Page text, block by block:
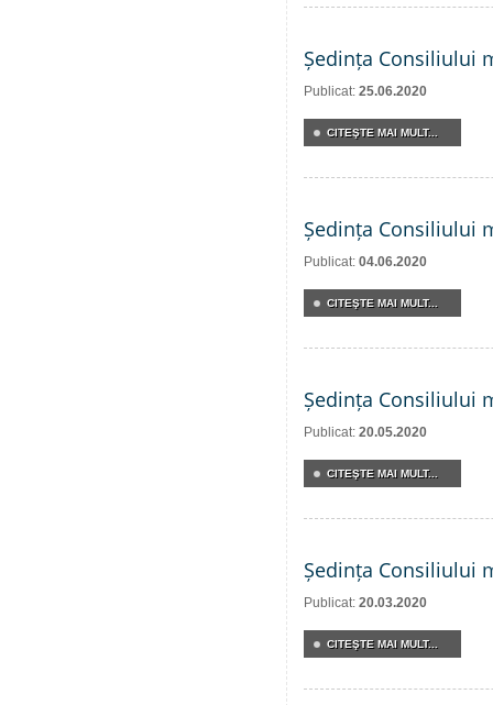
Ședința Consiliului
Publicat: 25.06.2020
CITEŞTE MAI MULT...
Ședința Consiliului
Publicat: 04.06.2020
CITEŞTE MAI MULT...
Ședința Consiliului
Publicat: 20.05.2020
CITEŞTE MAI MULT...
Ședința Consiliului
Publicat: 20.03.2020
CITEŞTE MAI MULT...